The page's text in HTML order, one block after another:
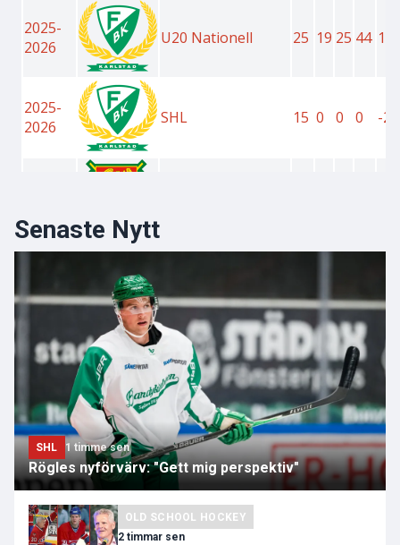
Senaste Nytt
SHL 1 timme sen
Rögles nyförvärv: "Gett mig perspektiv"
OLD SCHOOL HOCKEY
2 timmar sen